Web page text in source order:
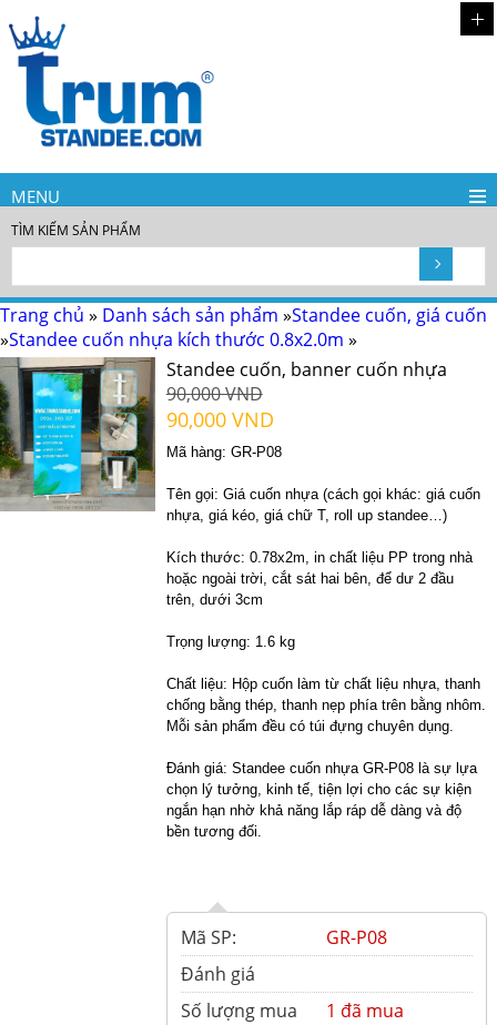
MENU
TÌM KIẾM SẢN PHẨM
Trang chủ » Danh sách sản phẩm »Standee cuốn, giá cuốn
»Standee cuốn nhựa kích thước 0.8x2.0m »
Standee cuốn, banner cuốn nhựa
90,000 VND
90,000 VND
Mã hàng: GR-P08
Tên gọi: Giá cuốn nhựa (cách gọi khác: giá cuốn
nhựa, giá kéo, giá chữ T, roll up standee…)
Kích thước: 0.78x2m, in chất liệu PP trong nhà
hoặc ngoài trời, cắt sát hai bên, để dư 2 đầu
trên, dưới 3cm
Trọng lượng: 1.6 kg
Chất liệu: Hộp cuốn làm từ chất liệu nhựa, thanh
chống bằng thép, thanh nẹp phía trên bằng nhôm.
Mỗi sản phẩm đều có túi đựng chuyên dụng.
Đánh giá: Standee cuốn nhựa GR-P08 là sự lựa
chọn lý tưởng, kinh tế, tiện lợi cho các sự kiện
ngắn hạn nhờ khả năng lắp ráp dễ dàng và độ
bền tương đối.
Mã SP:
GR-P08
Đánh giá
Số lượng mua
1 đã mua